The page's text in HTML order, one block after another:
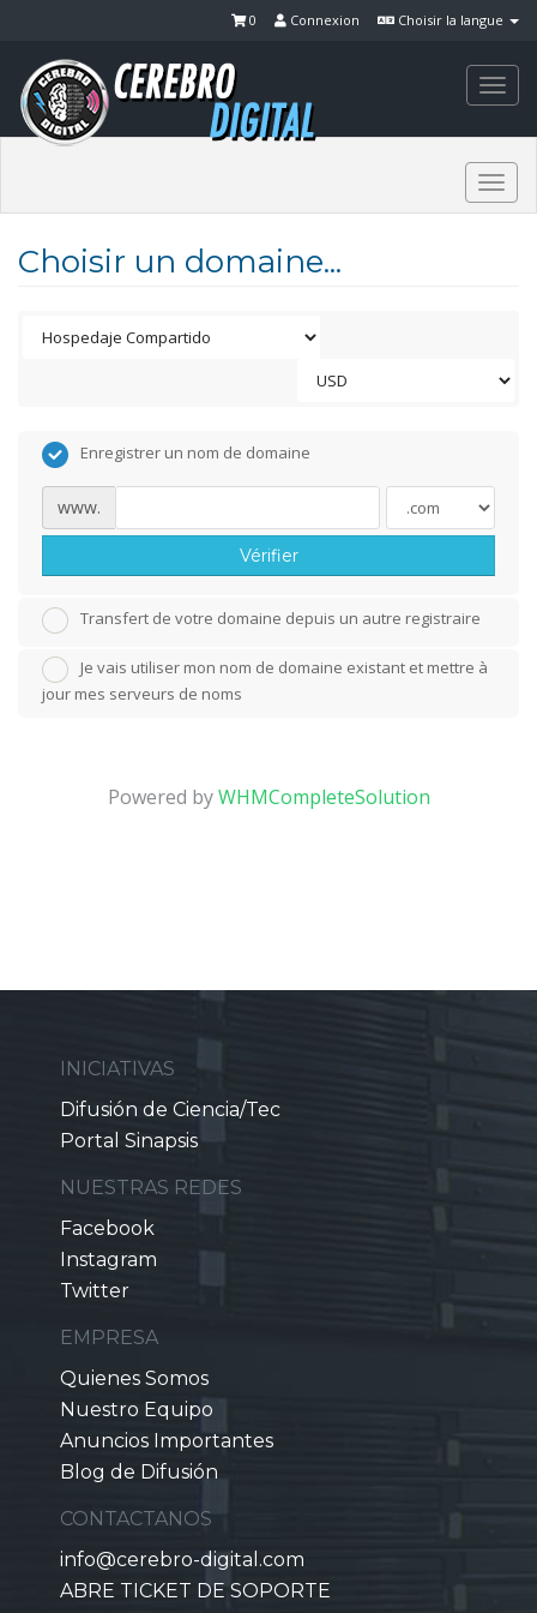
Choisir la langue
Connexion
0
Choisir un domaine...
Enregistrer un nom de domaine
www.
Vérifier
Transfert de votre domaine depuis un autre registraire
Je vais utiliser mon nom de domaine existant et mettre à
jour mes serveurs de noms
Powered byWHMCompleteSolution
INICIATIVAS
Difusión de Ciencia/Tec
Portal Sinapsis
NUESTRAS REDES
Facebook
Instagram
Twitter
EMPRESA
Quienes Somos
Nuestro Equipo
Anuncios Importantes
Blog de Difusión
CONTACTANOS
info@cerebro-digital.com
ABRE TICKET DE SOPORTE